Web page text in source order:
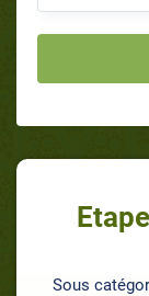
Sous